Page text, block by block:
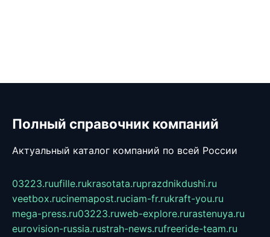
Полный справочник компаний
Актуальный каталог компаний по всей России
03223.ruufille.rukrasotata.ruprazdnikdushi.ru
veetbox.rucinemapost.ruciam-fr.rukraft-you.ru
mega-press.ru03223.ruweb-explore.rurastenuya.ru
eurovision-russia.rustrah-news.rufreeride-team.ru